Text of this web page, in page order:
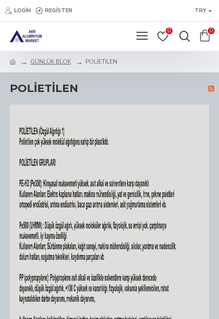
LOGIN REGISTER TRY
0 0
GÜNLÜK BLOK POLİETİLEN
POLİETİLEN